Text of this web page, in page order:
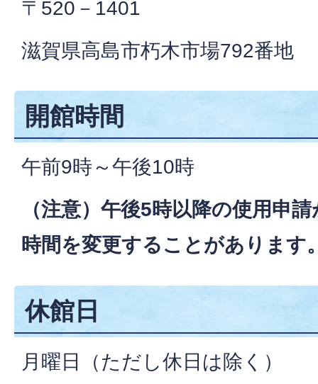
〒520－1401
滋賀県高島市朽木市場792番地
開館時間
午前9時～午後10時
（注意）午後5時以降の使用申
時間を変更することがあります
休館日
月曜日（ただし休日は除く）